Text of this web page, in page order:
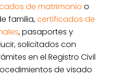
de matrimonio o
familia,certificados de
, pasaportes y
solicitados con
en el Registro Civil
de visado